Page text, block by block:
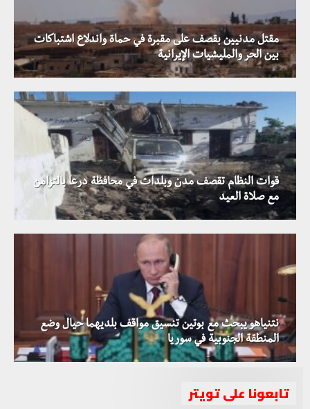
مقتل مدنيين بقصف على مقبرة في حماة واندلاع اشتباكات
بين الحر والمليشيات الإيرانية
قوات النظام تقصف مدن وبلدات في محافظة درعا بالتزامن
مع صلاة العيد
نتنياهو يبحث مع بوتين تنسيق مواقف بلديهما حيال وضع
المنطقة الجنوبية في سوريا
تابعونا على تويتر